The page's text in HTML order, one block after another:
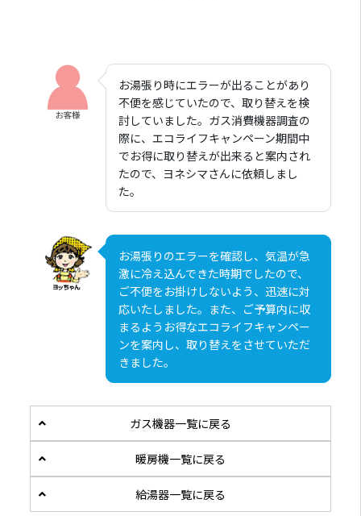
お湯張り時にエラーが出ることがあり
不便を感じていたので、取り替えを検
討していました。ガス消費機器調査の
際に、エコライフキャンペーン期間中
でお得に取り替えが出来ると案内され
たので、ヨネシマさんに依頼しまし
た。
お湯張りのエラーを確認し、気温が急
激に冷え込んできた時期でしたので、
ご不便をお掛けしないよう、迅速に対
応いたしました。また、ご予算内に収
まるようお得なエコライフキャンペー
ンを案内し、取り替えをさせていただ
きました。
ガス機器一覧に戻る
暖房機一覧に戻る
給湯器一覧に戻る